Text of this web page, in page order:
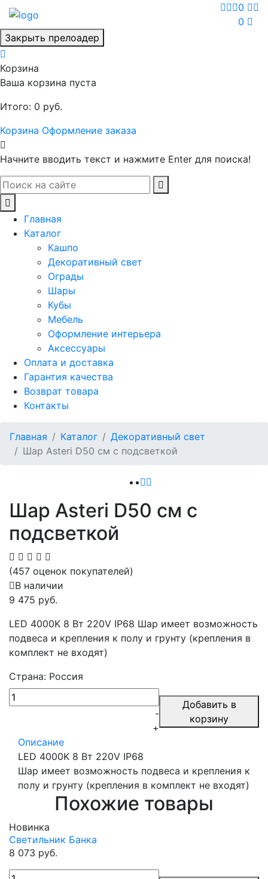
0
0
Закрыть прелоадер
Корзина
Ваша корзина пуста
Итого: 0 руб.
Корзина Оформление заказа
Начните вводить текст и нажмите Enter для поиска!
Главная
Каталог
Кашпо
Декоративный свет
Ограды
Шары
Кубы
Мебель
Оформление интерьера
Аксессуары
Оплата и доставка
Гарантия качества
Возврат товара
Контакты
Главная Каталог
Декоративный свет
Шар Asteri D50 см с подсветкой
Шар Asteri D50 см с
подсветкой
(457 оценок покупателей)
В наличии
9 475 руб.
LED 4000K 8 Вт 220V IP68 Шар имеет возможность
подвеса и крепления к полу и грунту (крепления в
комплект не входят)
Страна: Россия
-
+
Добавить в
корзину
Описание
LED 4000K 8 Вт 220V IP68
Шар имеет возможность подвеса и крепления к
полу и грунту (крепления в комплект не входят)
Похожие товары
Новинка
Светильник Банка
8 073 руб.